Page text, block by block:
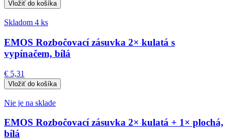
Skladom 4 ks
EMOS Rozbočovací zásuvka 2× kulatá s
vypínačem, bílá
€ 5,31
Nie je na sklade
EMOS Rozbočovací zásuvka 2× kulatá + 1× plochá,
bílá